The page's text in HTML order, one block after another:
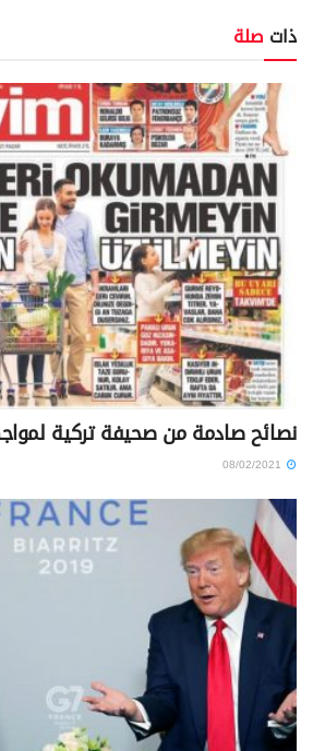
ذات صلة
نصائح صادمة من صحيفة تركية